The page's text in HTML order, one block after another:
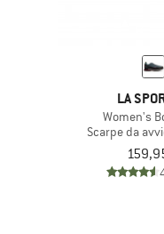
LA
Women's
Scarpe da